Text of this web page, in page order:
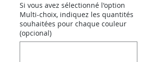
Si vous avez sélectionné l'option
Multi-choix, indiquez les quantités
souhaitées pour chaque couleur
(opcional)